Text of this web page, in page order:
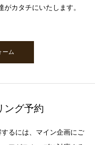
カタチにいたします。
ーム
ング予約
るには、マイン企画にご